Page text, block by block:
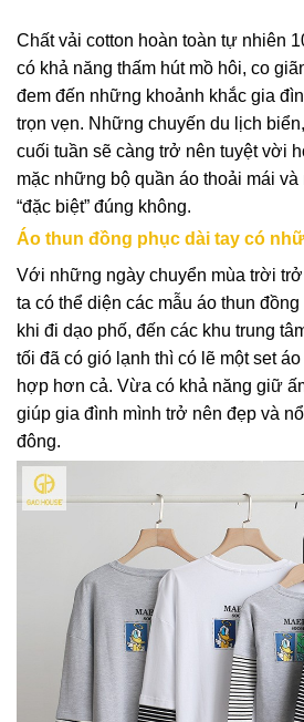
Chất vải cotton hoàn toàn tự nhiên
có khả năng thấm hút mồ hôi, co
đem đến những khoảnh khắc gia
trọn vẹn. Những chuyến du lịch
cuối tuần sẽ càng trở nên tuyệt vời
mặc những bộ quần áo thoải mái
“đặc biệt” đúng không.
Áo thun đồng phục dài tay có
Với những ngày chuyển mùa trời
ta có thể diện các mẫu áo thun đồng
khi đi dạo phố, đến các khu trung
tối đã có gió lạnh thì có lẽ một set
hợp hơn cả. Vừa có khả năng giữ
giúp gia đình mình trở nên đẹp và
đông.